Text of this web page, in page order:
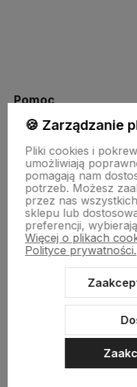
Pomoc
Moje konto
Płatności i dostawa
Informacje
🍪 Zarządzanie
Pliki cookies i
umożliwiają
pomagają nam
potrzeb. Możesz
przez nas
sklepu lub
preferencji,
Więcej o plikach
Polityce prywatności.